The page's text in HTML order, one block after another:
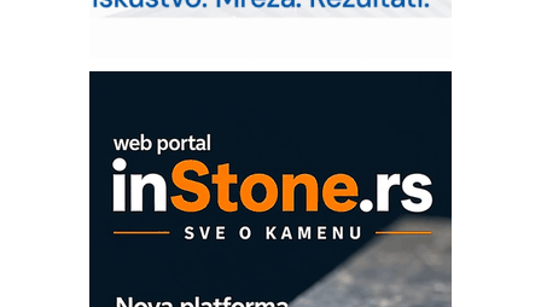
Pranje točkova na gradilištu- standard
Proizvodnja iC7 Hybrid 1500 VDC
COMBYPACK
EVOKS Maintenance Management
ROSA i SCHUNK podižu proizvodnju
Detekcija različitih oblika